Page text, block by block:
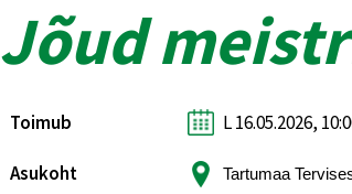
Jõud
Toimub L 16.05.2026,
Asukoht Tartumaa